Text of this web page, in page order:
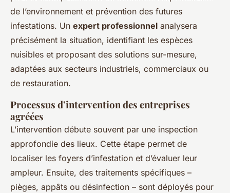
de l’environnement et prévention des futures
infestations. Un expert professionnel analysera
précisément la situation, identifiant les espèces
nuisibles et proposant des solutions sur-mesure,
adaptées aux secteurs industriels, commerciaux ou
de restauration.
Processus d’intervention des entreprises
agréées
L’intervention débute souvent par une inspection
approfondie des lieux. Cette étape permet de
localiser les foyers d’infestation et d’évaluer leur
ampleur. Ensuite, des traitements spécifiques –
pièges, appâts ou désinfection – sont déployés pour